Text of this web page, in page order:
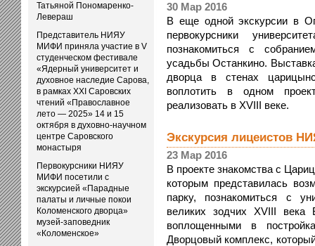
Татьяной Пономаренко-
Левераш
Представитель НИЯУ
МИФИ приняла участие в V
студенческом фестивале
«Ядерный университет и
духовное наследие Сарова,
в рамках XXI Саровских
чтений «Православное
лето — 2025» 14 и 15
октября в духовно-научном
центре Саровского
монастыря
Первокурсники НИЯУ
МИФИ посетили с
экскурсией «Парадные
палаты и личные покои
Коломенского дворца»
музей-заповедник
«Коломенское»
30 Мар 2016
В еще одной экскурсии в
первокурсники
познакомиться с
усадьбы Останкино.
дворца в стенах
воплотить в одном
реализовать в XVIII веке.
Экскурсия лицеистов
23 Мар 2016
В проекте знакомства с
которым представилась
парку, познакомиться с
великих зодчих XVIII века
воплощенными в
Дворцовый комплекс,